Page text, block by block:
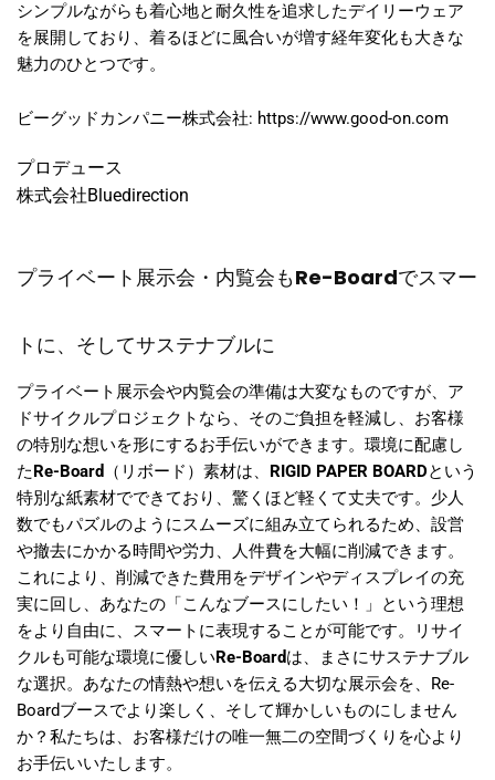
シンプルながらも着心地と耐久性を追求したデイリーウェア
を展開しており、着るほどに風合いが増す経年変化も大きな
魅力のひとつです。
ビーグッドカンパニー株式会社: https://www.good-on.com
プロデュース
株式会社Bluedirection
プライベート展示会・内覧会もRe-Boardでスマー
トに、そしてサステナブルに
プライベート展示会や内覧会の準備は大変なものですが、ア
ドサイクルプロジェクトなら、そのご負担を軽減し、お客様
の特別な想いを形にするお手伝いができます。環境に配慮し
たRe-Board （リボード）素材は、 RIGID PAPER BOARDという
特別な紙素材でできており、驚くほど軽くて丈夫です。少人
数でもパズルのようにスムーズに組み立てられるため、設営
や撤去にかかる時間や労力、人件費を大幅に削減できます。
これにより、削減できた費用をデザインやディスプレイの充
実に回し、あなたの「こんなブースにしたい！」という理想
をより自由に、スマートに表現することが可能です。リサイ
クルも可能な環境に優しいRe-Boardは、まさにサステナブル
な選択。あなたの情熱や想いを伝える大切な展示会を、Re-
Boardブースでより楽しく、そして輝かしいものにしません
か？私たちは、お客様だけの唯一無二の空間づくりを心より
お手伝いいたします。